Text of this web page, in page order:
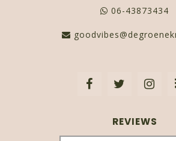
06-43873434
REVIEWS